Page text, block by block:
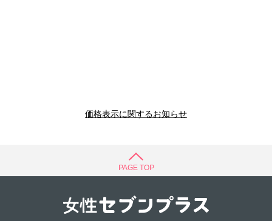
価格表示に関するお知らせ
PAGE TOP